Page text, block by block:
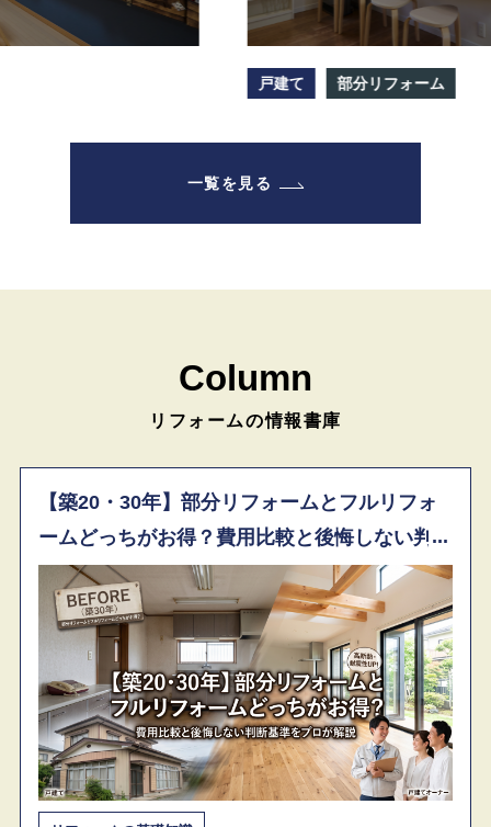
一覧を見る
Column
リフォームの情報書庫
【築20・30年】部分リフォームとフルリフォ
ームどっちがお得？費用比較と後悔しない判
断基準をプロが解説